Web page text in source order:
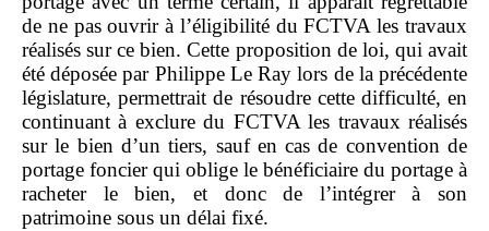
de ne pas ouvrir à l’éligibilité du FCTVA les travaux
réalisés sur ce bien. Cette proposition de loi, qui avait
été déposée par Philippe Le Ray lors de la précédente
législature, permettrait de résoudre cette difficulté, en
continuant à exclure du FCTVA les travaux réalisés
sur le bien d’un tiers, sauf en cas de convention de
portage foncier qui oblige le bénéficiaire du portage à
racheter le bien, et donc de l’intégrer à son
patrimoine sous un délai fixé.